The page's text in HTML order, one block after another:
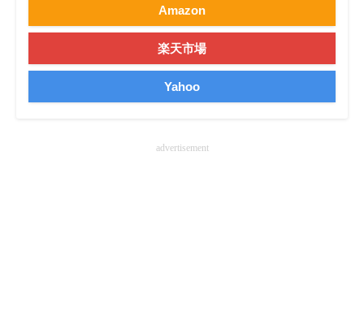
Amazon
楽天市場
Yahoo
advertisement